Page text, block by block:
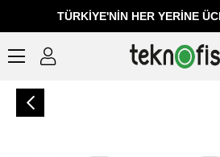
TÜRKIYE'NIN HER YERINE
TCL BreezeIN TAC-24CHSD/TPH11I A++ 24000 BTU Inverter Duvar Tipi Klima